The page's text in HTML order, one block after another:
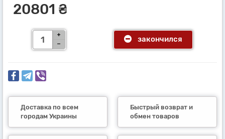
20801 ₴
закончился
Доставка по всем
городам Украины
Быстрый возврат и
обмен товаров